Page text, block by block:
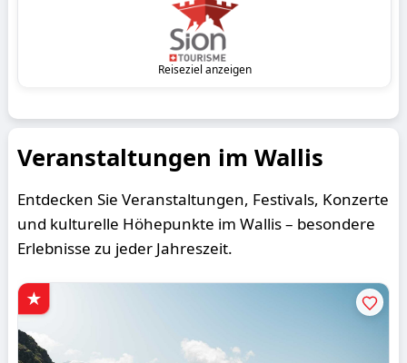
Reiseziel anzeigen
Veranstaltungen im Wallis
Entdecken Sie Veranstaltungen, Festivals, Konzerte
und kulturelle Höhepunkte im Wallis – besondere
Erlebnisse zu jeder Jahreszeit.